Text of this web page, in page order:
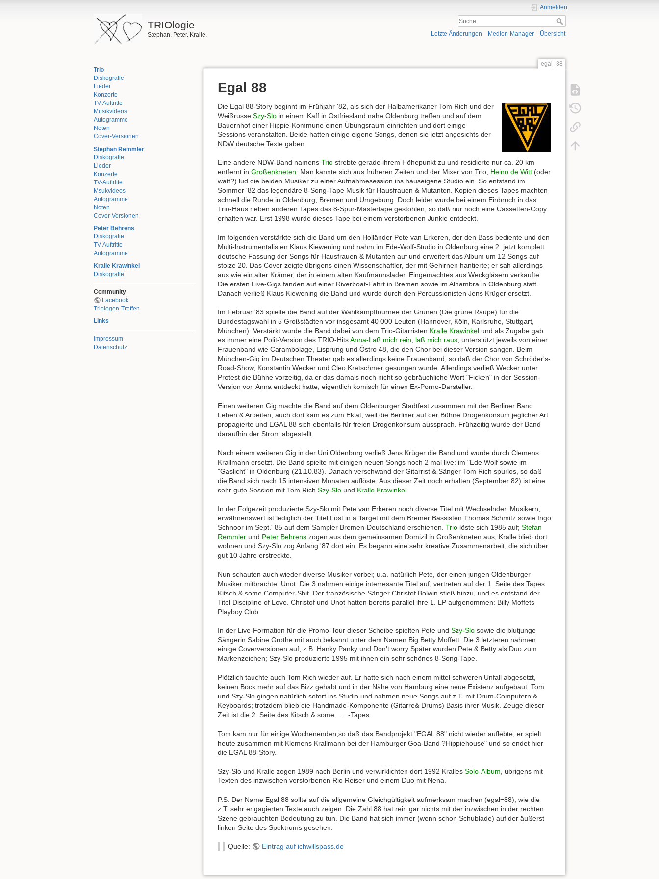
TRIOlogie
Stephan. Peter. Kralle.
Anmelden
Letzte Änderungen Medien-Manager Übersicht
Trio
Diskografie
Lieder
Konzerte
TV-Auftritte
Musikvideos
Autogramme
Noten
Cover-Versionen
Stephan Remmler
Diskografie
Lieder
Konzerte
TV-Auftritte
Msukvideos
Autogramme
Noten
Cover-Versionen
Peter Behrens
Diskografie
TV-Auftritte
Autogramme
Kralle Krawinkel
Diskografie
Community
Facebook
Triologen-Treffen
Links
Impressum
Datenschutz
egal_88
Egal 88
Die Egal 88-Story beginnt im Frühjahr '82, als sich der Halbamerikaner Tom Rich und der
Weißrusse Szy-Slo in einem Kaff in Ostfriesland nahe Oldenburg treffen und auf dem
Bauernhof einer Hippie-Kommune einen Übungsraum einrichten und dort einige
Sessions veranstalten. Beide hatten einige eigene Songs, denen sie jetzt angesichts der
NDW deutsche Texte gaben.
Eine andere NDW-Band namens Trio strebte gerade ihrem Höhepunkt zu und residierte nur ca. 20 km
entfernt in Großenkneten. Man kannte sich aus früheren Zeiten und der Mixer von Trio, Heino de Witt (oder
watt?) lud die beiden Musiker zu einer Aufnahmesession ins hauseigene Studio ein. So entstand im
Sommer '82 das legendäre 8-Song-Tape Musik für Hausfrauen & Mutanten. Kopien dieses Tapes machten
schnell die Runde in Oldenburg, Bremen und Umgebung. Doch leider wurde bei einem Einbruch in das
Trio-Haus neben anderen Tapes das 8-Spur-Mastertape gestohlen, so daß nur noch eine Cassetten-Copy
erhalten war. Erst 1998 wurde dieses Tape bei einem verstorbenen Junkie entdeckt.
Im folgenden verstärkte sich die Band um den Holländer Pete van Erkeren, der den Bass bediente und den
Multi-lnstrumentalisten Klaus Kiewening und nahm im Ede-Wolf-Studio in Oldenburg eine 2. jetzt komplett
deutsche Fassung der Songs für Hausfrauen & Mutanten auf und erweitert das Album um 12 Songs auf
stolze 20. Das Cover zeigte übrigens einen Wissenschaftler, der mit Gehirnen hantierte; er sah allerdings
aus wie ein alter Krämer, der in einem alten Kaufmannsladen Eingemachtes aus Weckgläsern verkaufte.
Die ersten Live-Gigs fanden auf einer Riverboat-Fahrt in Bremen sowie im Alhambra in Oldenburg statt.
Danach verließ Klaus Kiewening die Band und wurde durch den Percussionisten Jens Krüger ersetzt.
Im Februar '83 spielte die Band auf der Wahlkampftournee der Grünen (Die grüne Raupe) für die
Bundestagswahl in 5 Großstädten vor insgesamt 40 000 Leuten (Hannover, Köln, Karlsruhe, Stuttgart,
München). Verstärkt wurde die Band dabei von dem Trio-Gitarristen Kralle Krawinkel und als Zugabe gab
es immer eine Polit-Version des TRIO-HitsAnna-Laß mich rein, laß mich raus, unterstützt jeweils von einer
Frauenband wie Carambolage, Eisprung und Östro 48, die den Chor bei dieser Version sangen. Beim
München-Gig im Deutschen Theater gab es allerdings keine Frauenband, so daß der Chor von Schröder's-
Road-Show, Konstantin Wecker und Cleo Kretschmer gesungen wurde. Allerdings verließ Wecker unter
Protest die Bühne vorzeitig, da er das damals noch nicht so gebräuchliche Wort "Ficken" in der Session-
Version von Anna entdeckt hatte; eigentlich komisch für einen Ex-Porno-Darsteller.
Einen weiteren Gig machte die Band auf dem Oldenburger Stadtfest zusammen mit der Berliner Band
Leben & Arbeiten; auch dort kam es zum Eklat, weil die Berliner auf der Bühne Drogenkonsum jeglicher Art
propagierte und EGAL 88 sich ebenfalls für freien Drogenkonsum aussprach. Frühzeitig wurde der Band
daraufhin der Strom abgestellt.
Nach einem weiteren Gig in der Uni Oldenburg verließ Jens Krüger die Band und wurde durch Clemens
Krallmann ersetzt. Die Band spielte mit einigen neuen Songs noch 2 mal live: im "Ede Wolf sowie im
"Gaslicht" in Oldenburg (21.10.83). Danach verschwand der Gitarrist & Sänger Tom Rich spurlos, so daß
die Band sich nach 15 intensiven Monaten auflöste. Aus dieser Zeit noch erhalten (September 82) ist eine
sehr gute Session mit Tom Rich Szy-Slo und Kralle Krawinkel
In der Folgezeit produzierte Szy-Slo mit Pete van Erkeren noch diverse Titel mit Wechselnden Musikern;
erwähnenswert ist lediglich der Titel Lost in a Target mit dem Bremer Bassisten Thomas Schmitz sowie Ingo
Schnoor im Sept.' 85 auf dem Sampler Bremen-Deutschland erschienen. Trio löste sich 1985 auf; Stefan
Remmler und Peter Behrens zogen aus dem gemeinsamen Domizil in Großenkneten aus; Kralle blieb dort
wohnen und Szy-Slo zog Anfang '87 dort ein. Es begann eine sehr kreative Zusammenarbeit, die sich über
gut 10 Jahre erstreckte.
Nun schauten auch wieder diverse Musiker vorbei; u.a. natürlich Pete, der einen jungen Oldenburger
Musiker mitbrachte: Unot. Die 3 nahmen einige interresante Titel auf; vertreten auf der 1. Seite des Tapes
Kitsch & some Computer-Shit. Der französische Sänger Christof Bolwin stieß hinzu, und es entstand der
Titel Discipline of Love. Christof und Unot hatten bereits parallel ihre 1. LP aufgenommen: Billy Moffets
Playboy Club
In der Live-Formation für die Promo-Tour dieser Scheibe spielten Pete und Szy-Slo sowie die blutjunge
Sängerin Sabine Grothe mit auch bekannt unter dem Namen Big Betty Moffett. Die 3 letzteren nahmen
einige Coverversionen auf, z.B. Hanky Panky und Don't worry Später wurden Pete & Betty als Duo zum
Markenzeichen; Szy-Slo produzierte 1995 mit ihnen ein sehr schönes 8-Song-Tape.
Plötzlich tauchte auch Tom Rich wieder auf. Er hatte sich nach einem mittel schweren Unfall abgesetzt,
keinen Bock mehr auf das Bizz gehabt und in der Nähe von Hamburg eine neue Existenz aufgebaut. Tom
und Szy-Slo gingen natürlich sofort ins Studio und nahmen neue Songs auf z.T. mit Drum-Computern &
Keyboards; trotzdem blieb die Handmade-Komponente (Gitarre& Drums) Basis ihrer Musik. Zeuge dieser
Zeit ist die 2. Seite des Kitsch & some……-Tapes.
Tom kam nur für einige Wochenenden,so daß das Bandprojekt "EGAL 88" nicht wieder auflebte; er spielt
heute zusammen mit Klemens Krallmann bei der Hamburger Goa-Band ?Hippiehouse" und so endet hier
die EGAL 88-Story.
Szy-Slo und Kralle zogen 1989 nach Berlin und verwirklichten dort 1992 Kralles Solo-Album , übrigens mit
Texten des inzwischen verstorbenen Rio Reiser und einem Duo mit Nena.
P.S. Der Name Egal 88 sollte auf die allgemeine Gleichgültigkeit aufmerksam machen (egal=88), wie die
z.T. sehr engagierten Texte auch zeigen. Die Zahl 88 hat rein gar nichts mit der inzwischen in der rechten
Szene gebrauchten Bedeutung zu tun. Die Band hat sich immer (wenn schon Schublade) auf der äußerst
linken Seite des Spektrums gesehen.
Quelle: Eintrag auf ichwillspass.de